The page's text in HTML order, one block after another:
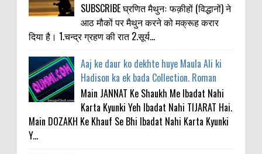
SUBSCRIBE घ्रणित मैथुनः फक़ीहों (विद्धानों) ने
आठ मौकों पर मैथुन करने को मक्रूह करार
दिया है। 1.चन्द्र ग्रहण की रात 2.सूर्य...
Aaj ke daur ko dekhte huye Maula Ali ki
Hadison ka ek bada Collection. Roman
Main JANNAT Ke Shaukh Me Ibadat Nahi
Karta Kyunki Yeh Ibadat Nahi TIJARAT Hai.
Main DOZAKH Ke Khauf Se Bhi Ibadat Nahi Karta Kyunki
Y...